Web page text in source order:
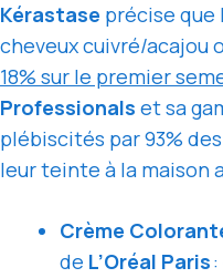
Kérastase précise que
cheveux cuivré/acajou
18% sur le premier
Professionals et sa
plébiscités par 93%
leur teinte à la maison
Crème
de L’Oréal Paris